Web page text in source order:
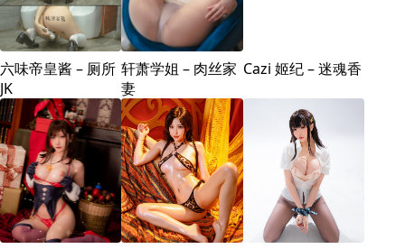
六味帝皇酱 – 厕所
JK
轩萧学姐 – 肉丝家
妻
Cazi 姬纪 – 迷魂香